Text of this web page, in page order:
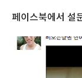
페이스북에서 설